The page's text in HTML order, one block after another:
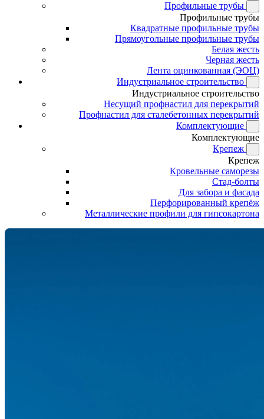
Профильные трубы
Профильные трубы
Квадратные профильные трубы
Прямоугольные профильные трубы
Белая жесть
Черная жесть
Лента оцинкованная (ЭОЦ)
Индустриальное строительство
Индустриальное строительство
Несущий профнастил для перекрытий
Профнастил для сталебетонных перекрытий
Комплектующие
Комплектующие
Крепеж
Крепеж
Кровельные саморезы
Стад-болты
Для забора и фасада
Перфорированный крепёж
Металлические профили для гипсокартона